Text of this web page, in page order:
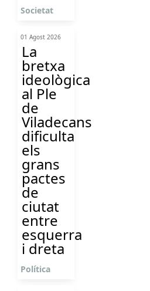
Societat
01 Agost 2026
La
bretxa
ideològica
al Ple
de
Viladecans
dificulta
els
grans
pactes
de
ciutat
entre
esquerra
i dreta
Política